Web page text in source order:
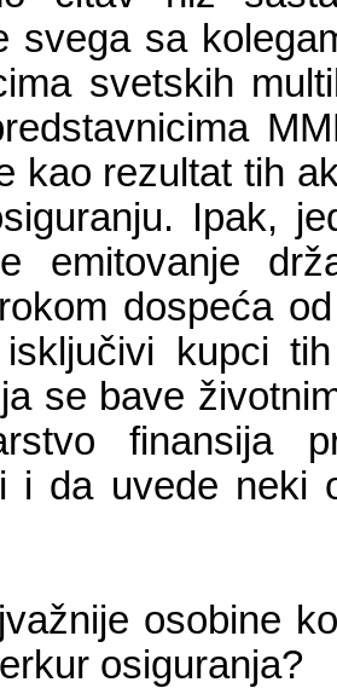
svega sa
svetskih
kao rezultat tih
Ipak,
emitovanje
dospeća
kupci
se bave
finansija
i da uvede neki
osobine
osiguranja?